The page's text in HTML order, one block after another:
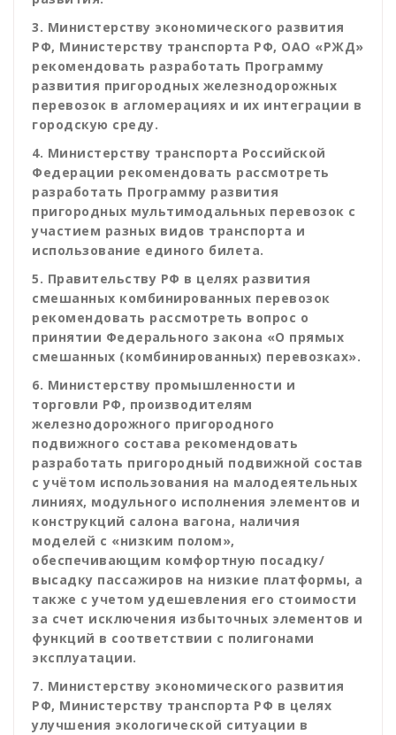
3. Министерству экономического развития
РФ, Министерству транспорта РФ, ОАО «РЖД»
рекомендовать разработать Программу
развития пригородных железнодорожных
перевозок в агломерациях и их интеграции в
городскую среду.
4. Министерству транспорта Российской
Федерации рекомендовать рассмотреть
разработать Программу развития
пригородных мультимодальных перевозок с
участием разных видов транспорта и
использование единого билета.
5. Правительству РФ в целях развития
смешанных комбинированных перевозок
рекомендовать рассмотреть вопрос о
принятии Федерального закона «О прямых
смешанных (комбинированных) перевозках».
6. Министерству промышленности и
торговли РФ, производителям
железнодорожного пригородного
подвижного состава рекомендовать
разработать пригородный подвижной состав
с учётом использования на малодеятельных
линиях, модульного исполнения элементов и
конструкций салона вагона, наличия
моделей с «низким полом»,
обеспечивающим комфортную посадку/
высадку пассажиров на низкие платформы, а
также с учетом удешевления его стоимости
за счет исключения избыточных элементов и
функций в соответствии с полигонами
эксплуатации.
7. Министерству экономического развития
РФ, Министерству транспорта РФ в целях
улучшения экологической ситуации в